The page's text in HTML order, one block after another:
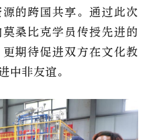
的跨国共享。通过此次
桑比克学员传授先进的
期待促进双方在文化教
中非友谊。